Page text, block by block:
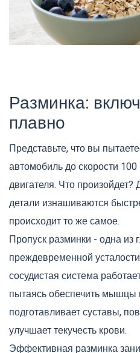
Разминка:
плавно
Представьте, что вы
автомобиль до скорости
двигателя. Что произойдет?
детали изнашиваются
происходит то же самое.
Пропуск разминки - одна из
преждевременной
сосудистая система
пытаясь обеспечить мышцы
подготавливает суставы,
улучшает текучесть крови.
Эффективная разминка